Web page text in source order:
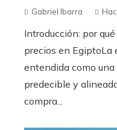
Gabriel Ibarra
Introducción: por
precios en
entendida como
predecible y
compra...